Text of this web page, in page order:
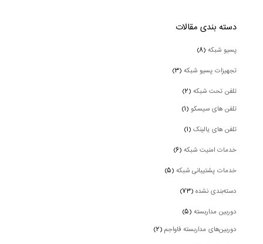
دسته بندی‌ مقالات
پسیو شبکه(۸)
تجهیزات پسیو شبکه(۳)
تلفن تحت شبکه(۲)
تلفن های سیسکو(۱)
تلفن های یالینک(۱)
خدمات امنیت شبکه(۶)
خدمات پشتیبانی شبکه(۵)
دسته‌بندی نشده(۷۳)
دوربین‌ مداربسته(۵)
دوربین‌های مداربسته فاواجم(۲)